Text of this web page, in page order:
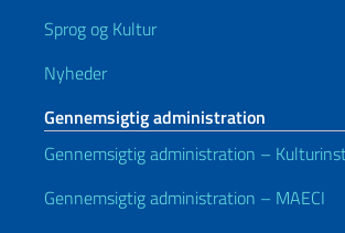
Sprog og Kultur
Nyheder
Gennemsigtig administration
Gennemsigtig administration –
Gennemsigtig administration – MAECI